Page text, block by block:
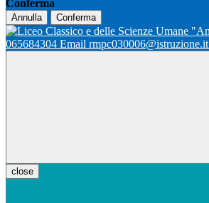
Conferma
Annulla Conferma
065684304 Email rmpc030006@istruzione.it
close